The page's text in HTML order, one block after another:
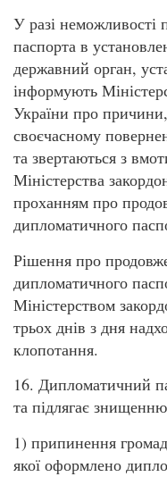
У разі неможливості
паспорта в
державний орган,
інформують
України про
своєчасному
та звертаються з
Міністерства
проханням про
дипломатичного
Рішення про
дипломатичного
Міністерством
трьох днів з дня
клопотання.
16. Дипломатичний
та підлягає
1) припинення
якої оформлено